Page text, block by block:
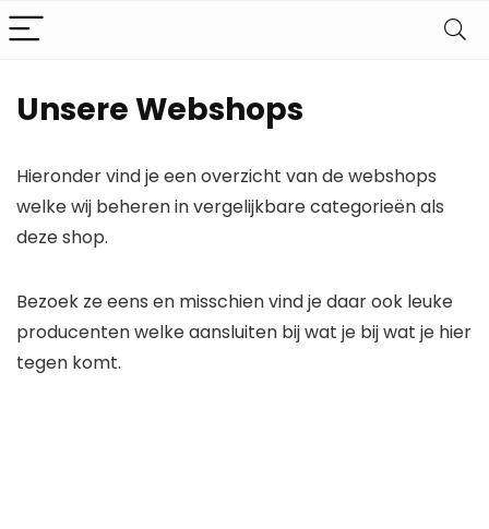
Unsere Webshops
Hieronder vind je een overzicht van de webshops
welke wij beheren in vergelijkbare categorieën als
deze shop.
Bezoek ze eens en misschien vind je daar ook leuke
producenten welke aansluiten bij wat je bij wat je hier
tegen komt.